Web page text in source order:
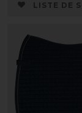
LISTE DE